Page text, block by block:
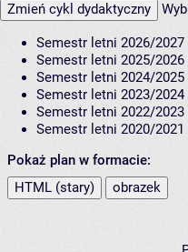
Zmień cykl dydaktyczny
Semestr letni 2026/2027
Semestr letni 2025/2026
Semestr letni 2024/2025
Semestr letni 2023/2024
Semestr letni 2022/2023
Semestr letni 2020/2021
Pokaż plan w formacie:
HTML (stary)
obrazek